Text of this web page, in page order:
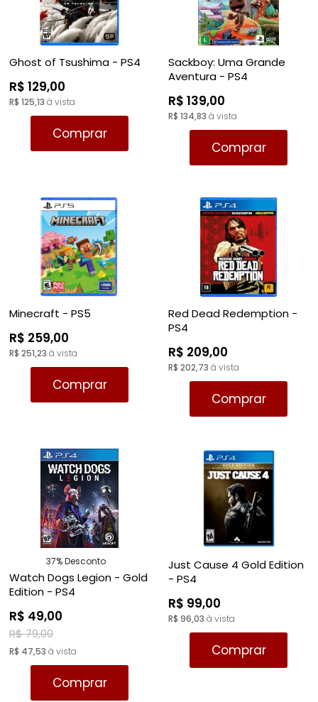
Ghost of Tsushima - PS4
R$ 129,00
R$ 125,13 à vista
Comprar
Sackboy: Uma Grande
Aventura - PS4
R$ 139,00
R$ 134,83 à vista
Comprar
Minecraft - PS5
R$ 259,00
R$ 251,23 à vista
Comprar
Red Dead Redemption -
PS4
R$ 209,00
R$ 202,73 à vista
Comprar
37% Desconto
Watch Dogs Legion - Gold
Edition - PS4
R$ 49,00
R$ 79,00
R$ 47,53 à vista
Comprar
Just Cause 4 Gold Edition
- PS4
R$ 99,00
R$ 96,03 à vista
Comprar